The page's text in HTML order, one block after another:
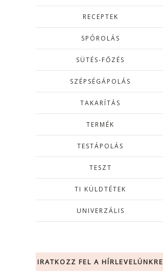
RECEPTEK
SPÓROLÁS
SÜTÉS-FŐZÉS
SZÉPSÉGÁPOLÁS
TAKARÍTÁS
TERMÉK
TESTÁPOLÁS
TESZT
TI KÜLDTÉTEK
UNIVERZÁLIS
IRATKOZZ FEL A HÍRLEVELÜNKRE